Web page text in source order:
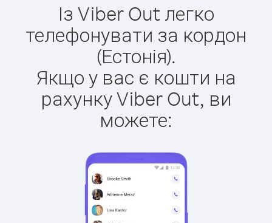
Із Viber Out легко
телефонувати за кордон
(Естонія).
Якщо у вас є кошти на
рахунку Viber Out, ви
можете: